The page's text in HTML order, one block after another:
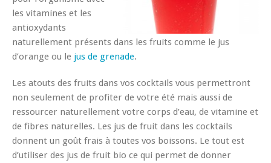
les vitamines et les
antioxydants
naturellement présents dans les fruits comme le jus
d’orange ou le jus de grenade.
Les atouts des fruits dans vos cocktails vous permettront
non seulement de profiter de votre été mais aussi de
ressourcer naturellement votre corps d’eau, de vitamine et
de fibres naturelles. Les jus de fruit dans les cocktails
donnent un goût frais à toutes vos boissons. Le tout est
d’utiliser des jus de fruit bio ce qui permet de donner